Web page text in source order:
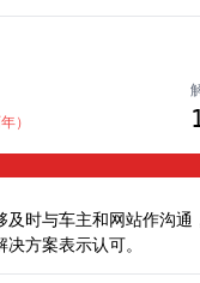
能故障累计进行过2次修
或新车购买一年内出现转
身稳定系统等失效，均符
。我的车辆自交付首日即
缺陷，且经数十次修理仍
全符合法定退换车条件。
厂家及监管部门提出以下
止无效维修，出具权威
对4S店下达“试错式”维修
）
及时与车主和网站作沟
方案表示认可。